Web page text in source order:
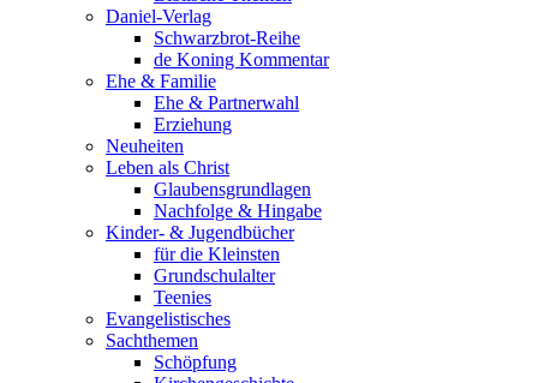
Daniel-Verlag
Schwarzbrot-Reihe
de Koning Kommentar
Ehe & Familie
Ehe & Partnerwahl
Erziehung
Neuheiten
Leben als Christ
Glaubensgrundlagen
Nachfolge & Hingabe
Kinder- & Jugendbücher
für die Kleinsten
Grundschulalter
Teenies
Evangelistisches
Sachthemen
Schöpfung